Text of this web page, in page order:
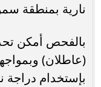
نارية بمنطقة
بالفحص أمكن
(عاطلان)
بإستخدام دراجة